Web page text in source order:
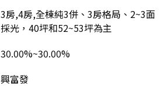
3房,4房,全棟純3併、3房格局、2~3面
採光，40坪和52~53坪為主
30.00%~30.00%
興富發